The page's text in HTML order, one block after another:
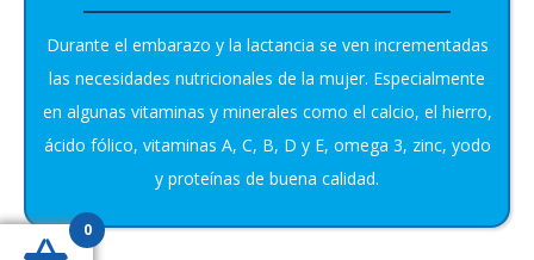
Durante el embarazo y la lactancia se ven incrementadas
las necesidades nutricionales de la mujer. Especialmente
en algunas vitaminas y minerales como el calcio, el hierro,
ácido fólico, vitaminas A, C, B, D y E, omega 3, zinc, yodo
y proteínas de buena calidad.
0